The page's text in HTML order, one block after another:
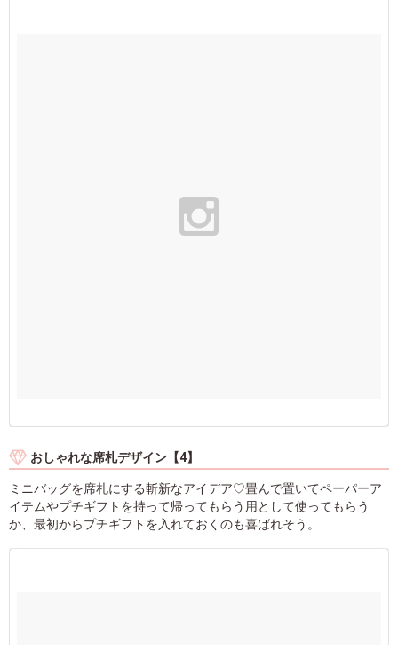
おしゃれな席札デザイン【4】
ミニバッグを席札にする斬新なアイデア♡畳んで置いてペーパーア
イテムやプチギフトを持って帰ってもらう用として使ってもらう
か、最初からプチギフトを入れておくのも喜ばれそう。